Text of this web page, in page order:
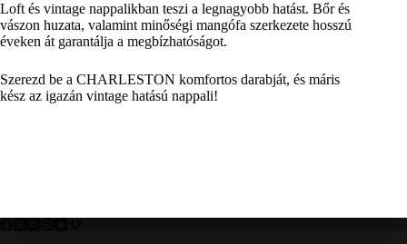
Loft és vintage nappalikban teszi a legnagyobb hatást. Bőr és
vászon huzata, valamint minőségi mangófa szerkezete hosszú
éveken át garantálja a megbízhatóságot.
Szerezd be a CHARLESTON komfortos darabját, és máris
kész az igazán vintage hatású nappali!